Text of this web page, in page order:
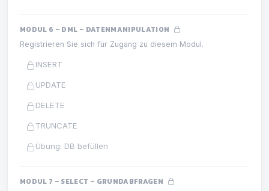
MODUL 6 – DML – DATENMANIPULATION
Registrieren Sie sich für Zugang zu diesem Modul.
INSERT
UPDATE
DELETE
TRUNCATE
Übung: DB befüllen
MODUL 7 – SELECT – GRUNDABFRAGEN